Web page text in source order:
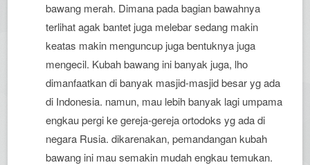
bawang merah. Dimana pada bagian bawahnya
terlihat agak bantet juga melebar sedang makin
keatas makin menguncup juga bentuknya juga
mengecil. Kubah bawang ini banyak juga, lho
dimanfaatkan di banyak masjid-masjid besar yg ada
di Indonesia. namun, mau lebih banyak lagi umpama
engkau pergi ke gereja-gereja ortodoks yg ada di
negara Rusia. dikarenakan, pemandangan kubah
bawang ini mau semakin mudah engkau temukan.